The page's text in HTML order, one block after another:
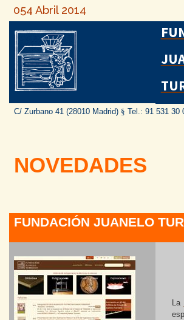
054 Abril 2014
C/ Zurbano 41 (28010 Madrid) § Tel.: 91 531 30
NOVEDADES
FUNDACIÓN JUANELO
La